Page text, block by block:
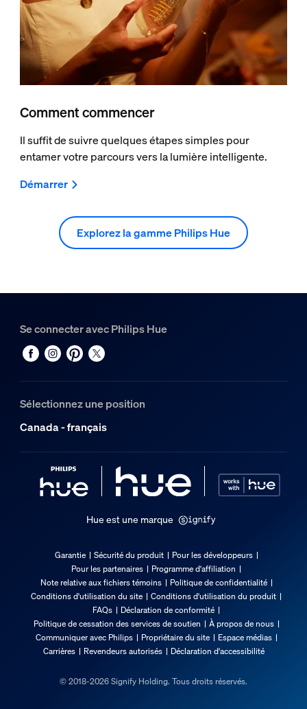
Comment commencer
Il suffit de suivre quelques étapes simples pour
entamer votre parcours vers la lumière intelligente.
Démarrer
Explorez la gamme Philips Hue
Se connecter avec Philips Hue
Sélectionnez une position
Canada - français
Hue est une marque
Garantie Sécurité du produit
Pour les développeurs
Pour les partenaires
Programme d'affiliation
Note relative aux fichiers témoins
Politique de confidentialité
Conditions d'utilisation du site
Conditions d'utilisation du produit
FAQs
Déclaration de conformité
Politique de cessation des services de soutien
À propos de nous
Communiquer avec Philips
Propriétaire du site
Espace médias
Carrières
Revendeurs autorisés Déclaration d'accessibilité
© 2018-2026 Signify Holding. Tous droits réservés.